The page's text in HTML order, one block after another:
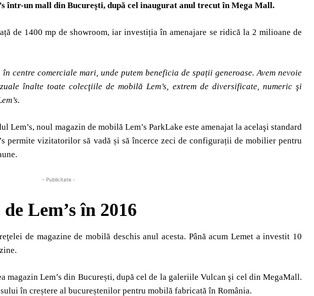
într-un mall din Bucureşti, după cel inaugurat anul trecut în Mega Mall.
de 1400 mp de showroom, iar investiția în amenajare se ridică la 2 milioane de
în centre comerciale mari, unde putem beneficia de spații generoase. Avem nevoie
înalte toate colecţiile de mobilă Lem’s, extrem de diversificate, numeric şi
’s.
Lem’s, noul magazin de mobilă Lem’s ParkLake este amenajat la acelaşi standard
permite vizitatorilor să vadă și să încerce zeci de configurații de mobilier pentru
- Publicitate -
de Lem’s în 2016
de magazine de mobilă deschis anul acesta. Până acum Lemet a investit 10
magazin Lem’s din București, după cel de la galeriile Vulcan şi cel din MegaMall.
în creștere al bucureștenilor pentru mobilă fabricată în România.